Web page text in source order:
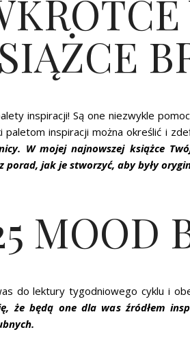
inspiracji! Są one niezwykle
paletom inspiracji można określić i
W mojej najnowszej książce
porad, jak je stworzyć, aby były
MOOD
do lektury tygodniowego cyklu i
że będą one dla was źródłem